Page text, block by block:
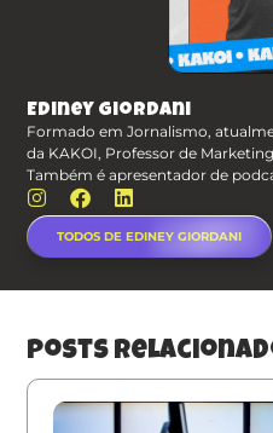
Ediney Giordani
Formado em Jornalismo,
da KAKOI, Professor de
Também é apresentador de
TODOS DE EDINEY GIORDANI
posts